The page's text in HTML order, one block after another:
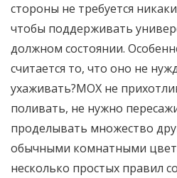
стороны не требуется
чтобы поддерживать
должном состоянии.
считается то, что оно не
ухаживать?МОХ не
поливать, не нужно
проделывать множество
обычными комнатными
несколько простых правил